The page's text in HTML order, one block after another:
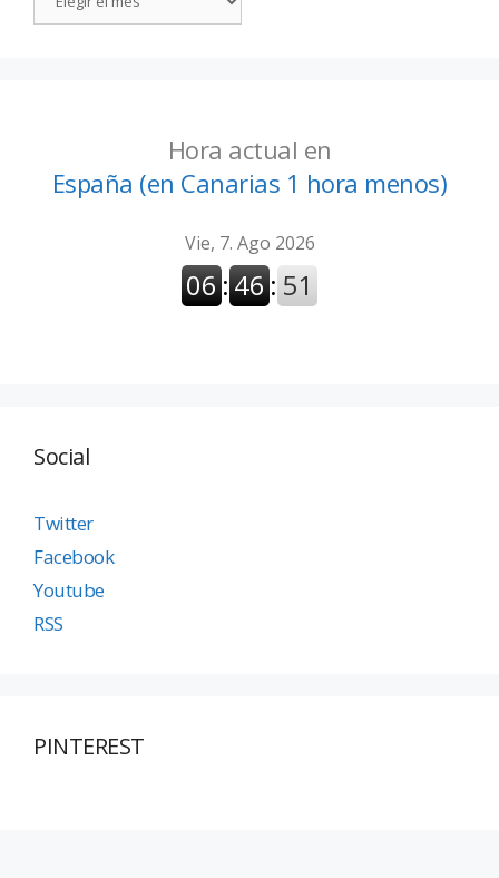
Hora actual en
España (en Canarias 1 hora menos)
Social
Twitter
Facebook
Youtube
RSS
PINTEREST